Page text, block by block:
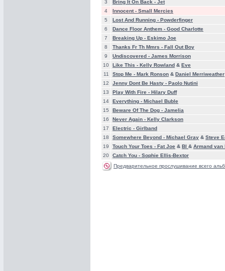
3
Bring It On Back - Jet
4
Innocent - Small Mercies
5
Lost And Running - Powderfinger
6
Dance Floor Anthem - Good Charlotte
7
Breaking Up - Eskimo Joe
8
Thanks Fr Th Mmrs - Fall Out Boy
9
Undiscovered - James Morrison
10
Like This - Kelly Rowland & Eve
11
Stop Me - Mark Ronson & Daniel Merriweather
12
Jenny Dont Be Hasty - Paolo Nutini
13
Play With Fire - Hilary Duff
14
Everything - Michael Buble
15
Beware Of The Dog - Jamelia
16
Never Again - Kelly Clarkson
17
Electric - Girlband
18
Somewhere Beyond - Michael Gray & Steve
19
Touch Your Toes - Fat Joe & Bl & Armand van
20
Catch You - Sophie Ellis-Bextor
Предварительное прослушивание всего